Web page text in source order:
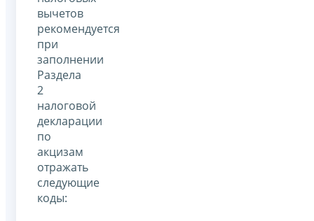
вычетов
рекомендуется
при
заполнении
Раздела
2
налоговой
декларации
по
акцизам
отражать
следующие
коды: